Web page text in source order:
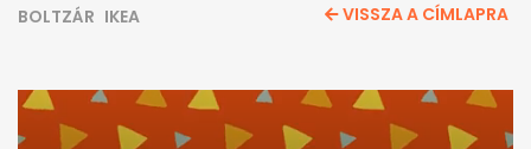
BOLTZÁR IKEA VISSZA A CÍMLAPRA